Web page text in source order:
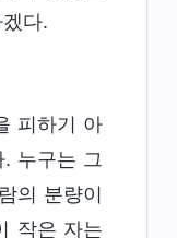
다.
피하기 아
누구는 그
의 분량이
작은 자는